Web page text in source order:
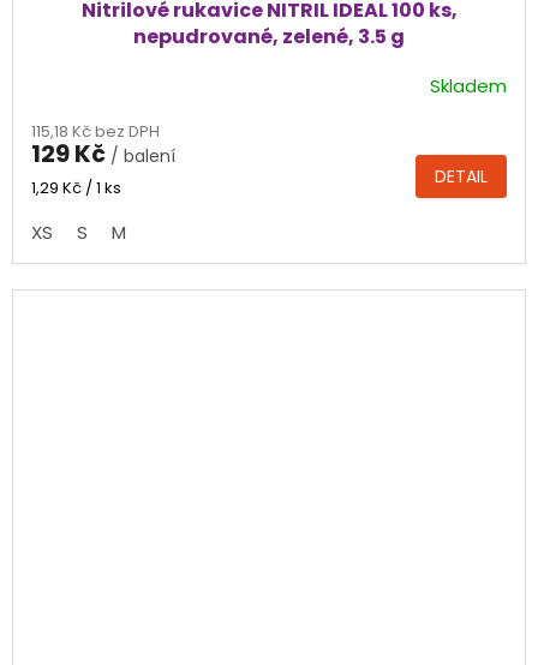
Nitrilové rukavice NITRIL IDEAL 100 ks,
nepudrované, zelené, 3.5 g
produktu
je
4,7
5
hvězdiček.
Skladem
115,18 Kč bez DPH
129 Kč / balení
Měrná
1,29 Kč / 1 ks DETAIL
XS S M